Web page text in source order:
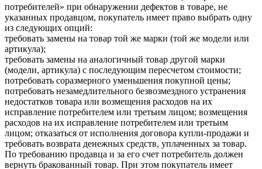
потребителей» при обнаружении дефектов в товаре, не
указанных продавцом, покупатель имеет право выбрать одну
из следующих опций:
требовать замены на товар той же марки (той же модели или
артикула);
требовать замены на аналогичный товар другой марки
(модели, артикула) с последующим пересчетом стоимости;
потребовать соразмерного уменьшения покупной цены;
потребовать незамедлительного безвозмездного устранения
недостатков товара или возмещения расходов на их
исправление потребителем или третьим лицом; возмещения
расходов на их исправление потребителем или третьим
лицом; отказаться от исполнения договора купли-продажи и
требовать возврата денежных средств, уплаченных за товар.
По требованию продавца и за его счет потребитель должен
вернуть бракованный товар. При этом покупатель имеет